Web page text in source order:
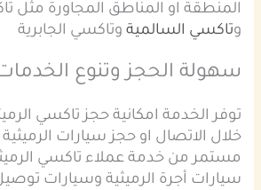
المنطقة او المناطق المجاورة مثل
وتاكسي السالمية وتاكسي الجابرية
سهولة الحجز وتنوع
توفر الخدمة امكانية حجز تاكسي
خلال الاتصال او حجز سيارات
مستمر من خدمة عملاء تاكسي
سيارات أجرة الرميثية وسيارات